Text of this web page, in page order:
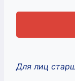
Для лиц